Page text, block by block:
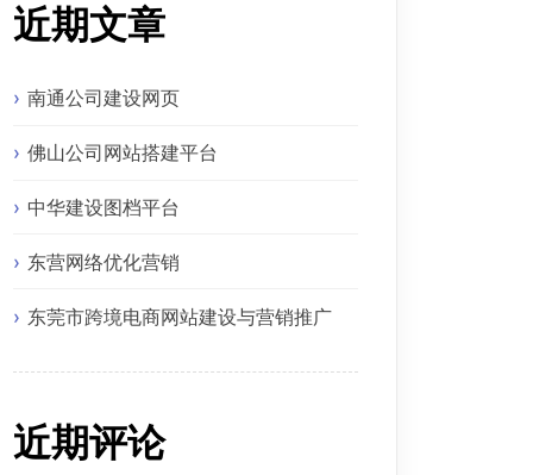
近期文章
南通公司建设网页
佛山公司网站搭建平台
中华建设图档平台
东营网络优化营销
东莞市跨境电商网站建设与营销推广
近期评论